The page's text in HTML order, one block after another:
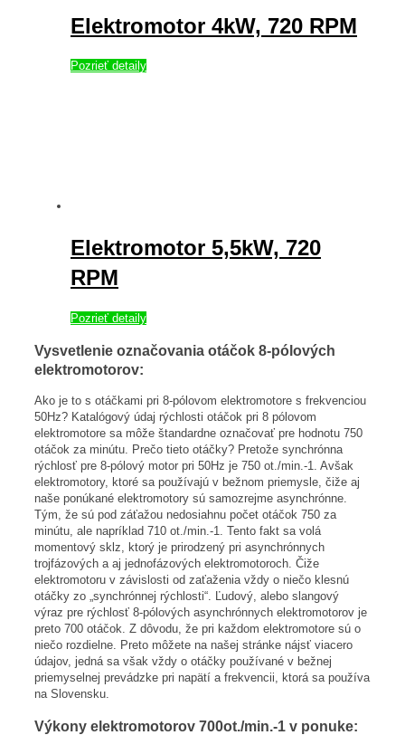
stránke
produktu.
Elektromotor 4kW, 720 RPM
Pozrieť detaily
Elektromotor 5,5kW, 720
RPM
Pozrieť detaily
Vysvetlenie označovania otáčok 8-pólových
elektromotorov:
Ako je to s otáčkami pri 8-pólovom elektromotore s frekvenciou
50Hz? Katalógový údaj rýchlosti otáčok pri 8 pólovom
elektromotore sa môže štandardne označovať pre hodnotu 750
otáčok za minútu. Prečo tieto otáčky? Pretože synchrónna
rýchlosť pre 8-pólový motor pri 50Hz je 750 ot./min.-1. Avšak
elektromotory, ktoré sa používajú v bežnom priemysle, čiže aj
naše ponúkané elektromotory sú samozrejme asynchrónne.
Tým, že sú pod záťažou nedosiahnu počet otáčok 750 za
minútu, ale napríklad 710 ot./min.-1. Tento fakt sa volá
momentový sklz, ktorý je prirodzený pri asynchrónnych
trojfázových a aj jednofázových elektromotoroch. Čiže
elektromotoru v závislosti od zaťaženia vždy o niečo klesnú
otáčky zo „synchrónnej rýchlosti“. Ľudový, alebo slangový
výraz pre rýchlosť 8-pólových asynchrónnych elektromotorov je
preto 700 otáčok. Z dôvodu, že pri každom elektromotore sú o
niečo rozdielne. Preto môžete na našej stránke nájsť viacero
údajov, jedná sa však vždy o otáčky používané v bežnej
priemyselnej prevádzke pri napätí a frekvencii, ktorá sa používa
na Slovensku.
Výkony elektromotorov 700ot./min.-1 v ponuke: